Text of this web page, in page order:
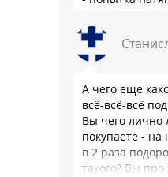
А чего еще
всё-всё-всё
Вы чего лично
покупаете - на
в 2 раза
такого? Вы